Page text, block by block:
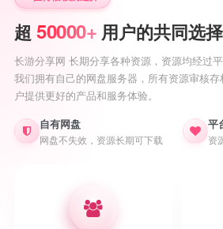
超 50000+ 用户的共同选择
长游分享网 长期分享各种资源，资源均经过平
我们拥有自己的网盘服务器，所有资源审核
户提供更好的产品和服务体验。
自有网盘
网盘不失效，资源长期可下载
平
资